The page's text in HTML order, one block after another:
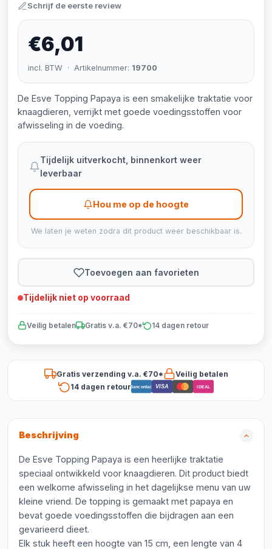
Schrijf de eerste review
€6,01
incl. BTW · Artikelnummer: 19700
De Esve Topping Papaya is een smakelijke traktatie voor
knaagdieren, verrijkt met goede voedingsstoffen voor
afwisseling in de voeding.
Tijdelijk uitverkocht, binnenkort weer
leverbaar
Hou me op de hoogte
We laten je weten zodra dit product weer beschikbaar is.
Toevoegen aan favorieten
Tijdelijk niet op voorraad
Veilig betalen Gratis v.a. €70* 14 dagen retour
Gratis verzending v.a. €70*
Veilig betalen
14 dagen retourBancontact VISA iDEAL
Beschrijving
De Esve Topping Papaya is een heerlijke traktatie
speciaal ontwikkeld voor knaagdieren. Dit product biedt
een welkome afwisseling in het dagelijkse menu van uw
kleine vriend. De topping is gemaakt met papaya en
bevat goede voedingsstoffen die bijdragen aan een
gevarieerd dieet.
Elk stuk heeft een hoogte van 15 cm, een lengte van 4